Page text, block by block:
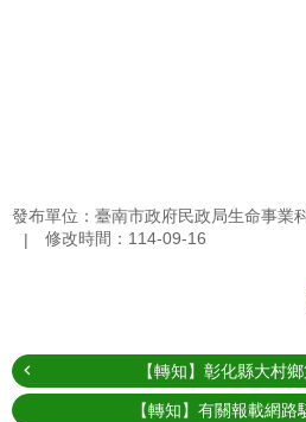
發布單位：臺南市政府民政局生命事業
修改時間：114-09-16
【轉知】彰化縣大村
【轉知】有關報載網路